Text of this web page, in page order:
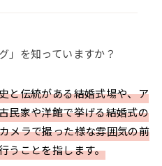
」を知っていますか？
と伝統がある結婚式場や、ア
民家や洋館で挙げる結婚式の
メラで撮った様な雰囲気の前
うことを指します。